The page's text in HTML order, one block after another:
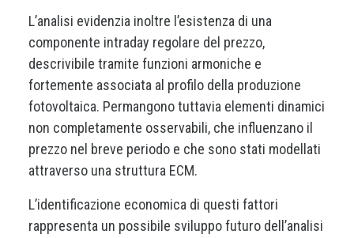
L’analisi evidenzia inoltre l’esistenza di una
componente intraday regolare del prezzo,
descrivibile tramite funzioni armoniche e
fortemente associata al profilo della produzione
fotovoltaica. Permangono tuttavia elementi dinamici
non completamente osservabili, che influenzano il
prezzo nel breve periodo e che sono stati modellati
attraverso una struttura ECM.
L’identificazione economica di questi fattori
rappresenta un possibile sviluppo futuro dell’analisi